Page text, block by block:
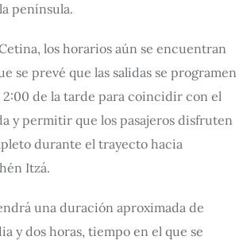
península.
los horarios aún se encuentran
se prevé que las salidas se programen
2:00 de la tarde para coincidir con el
y permitir que los pasajeros disfruten
durante el trayecto hacia
Itzá.
una duración aproximada de
y dos horas, tiempo en el que se